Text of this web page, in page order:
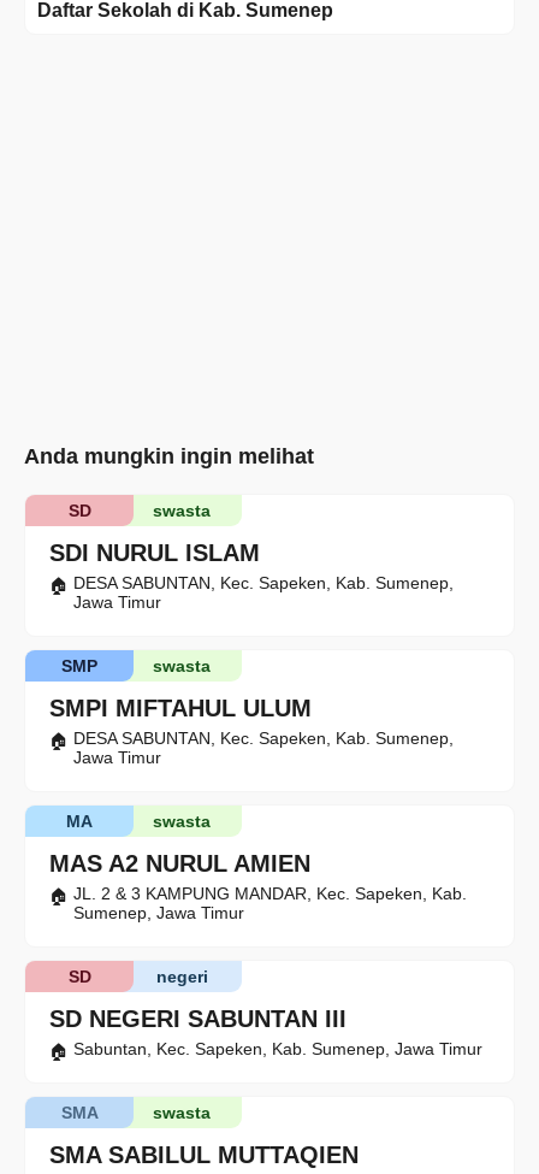
Daftar Sekolah di Kab. Sumenep
Anda mungkin ingin melihat
SDI NURUL ISLAM
swasta
SD
DESA SABUNTAN, Kec. Sapeken, Kab. Sumenep,
Jawa Timur
SMPI MIFTAHUL ULUM
swasta
SMP
DESA SABUNTAN, Kec. Sapeken, Kab. Sumenep,
Jawa Timur
MAS A2 NURUL AMIEN
swasta
MA
JL. 2 & 3 KAMPUNG MANDAR, Kec. Sapeken, Kab.
Sumenep, Jawa Timur
SD NEGERI SABUNTAN III
negeri
SD
Sabuntan, Kec. Sapeken, Kab. Sumenep, Jawa Timur
SMA SABILUL MUTTAQIEN
swasta
SMA